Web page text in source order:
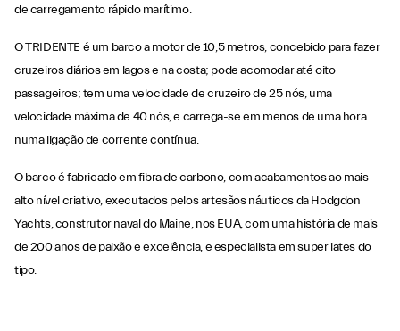
de carregamento rápido marítimo.
O TRIDENTE é um barco a motor de 10,5 metros, concebido para fazer
cruzeiros diários em lagos e na costa; pode acomodar até oito
passageiros; tem uma velocidade de cruzeiro de 25 nós, uma
velocidade máxima de 40 nós, e carrega-se em menos de uma hora
numa ligação de corrente contínua.
O barco é fabricado em fibra de carbono, com acabamentos ao mais
alto nível criativo, executados pelos artesãos náuticos da Hodgdon
Yachts, construtor naval do Maine, nos EUA, com uma história de mais
de 200 anos de paixão e excelência, e especialista em super iates do
tipo.